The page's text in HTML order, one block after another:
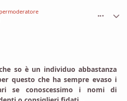
so è un individuo abbastanza
questo che ha sempre evaso i
se conoscessimo i nomi di